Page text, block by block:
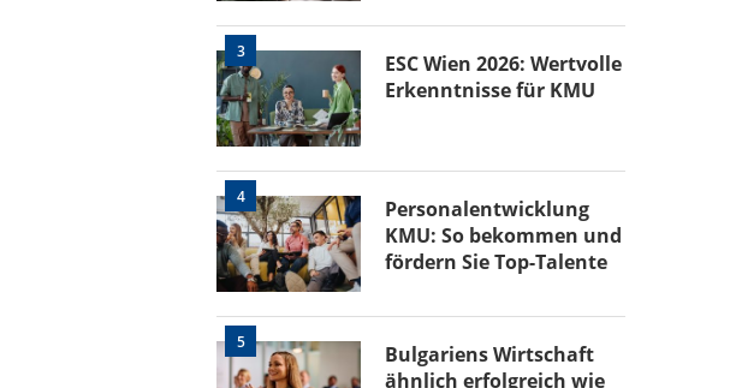
3
ESC Wien 2026: Wertvolle
Erkenntnisse für KMU
4
Personalentwicklung
KMU: So bekommen und
fördern Sie Top-Talente
5
Bulgariens Wirtschaft
ähnlich erfolgreich wie